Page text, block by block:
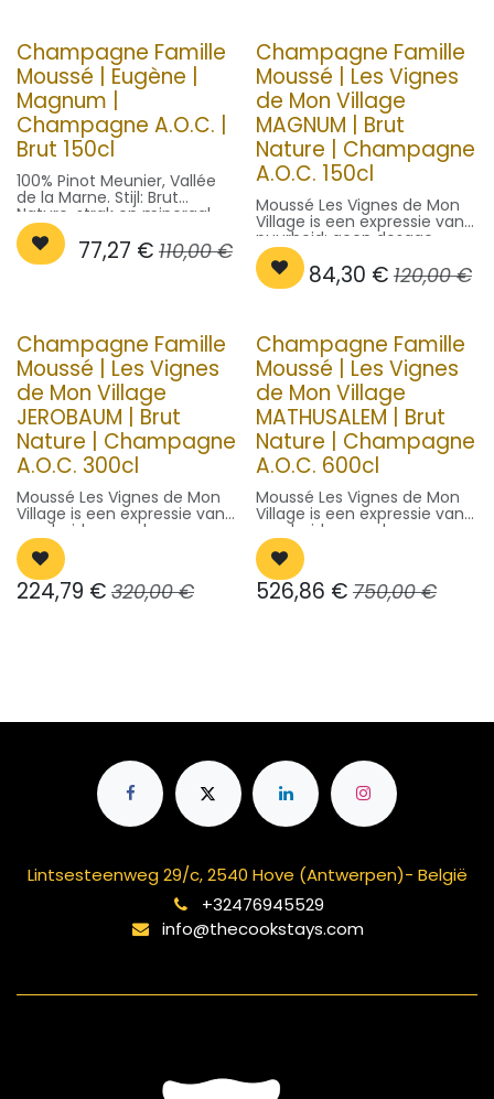
Champagne Famille
Moussé | Eugène |
Magnum |
Champagne A.O.C. |
Brut 150cl
100% Pinot Meunier, Vallée
de la Marne. Stijl: Brut
Nature, strak en mineraal.
Serveer op 8°C voor ultieme
frisheid. 77,27 € 110,00€
Champagne Famille
Moussé | Les Vignes
de Mon Village
MAGNUM | Brut
Nature | Champagne
A.O.C. 150cl
Moussé Les Vignes de Mon
Village is een expressie van
puurheid: geen dosage,
enkel terroir. Perfect voor
liefhebbers van droge
Champagne. Serveer op
84,30 € 120,00€
Champagne Famille
Moussé | Les Vignes
de Mon Village
JEROBAUM | Brut
Nature | Champagne
A.O.C. 300cl
Moussé Les Vignes de Mon
Village is een expressie van
puurheid: geen dosage,
enkel terroir. Perfect voor
liefhebbers van droge
Champagne. Serveer op
8°C.
224,79 € 320,00€
Champagne Famille
Moussé | Les Vignes
de Mon Village
MATHUSALEM | Brut
Nature | Champagne
A.O.C. 600cl
Moussé Les Vignes de Mon
Village is een expressie van
puurheid: geen dosage,
enkel terroir. Perfect voor
liefhebbers van droge
Champagne. Serveer op
8°C.
526,86 € 750,00€
Lintsesteenweg 29/c, 2540 Hove (Antwerpen)- België
+32476945529
info@thecookstays.com